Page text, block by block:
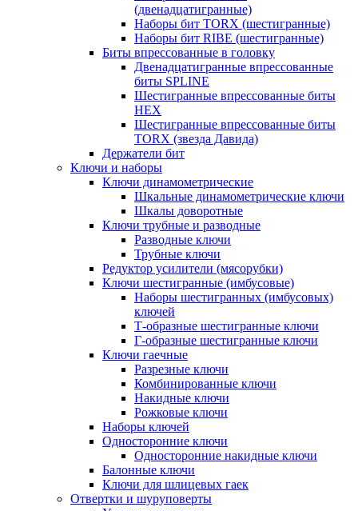
(двенадцатигранные)
Наборы бит TORX (шестигранные)
Наборы бит RIBE (шестигранные)
Биты впрессованные в головку
Двенадцатигранные впрессованные
биты SPLINE
Шестигранные впрессованные биты
HEX
Шестигранные впрессованные биты
TORX (звезда Давида)
Держатели бит
Ключи и наборы
Ключи динамометрические
Шкальные динамометрические ключи
Шкалы доворотные
Ключи трубные и разводные
Разводные ключи
Трубные ключи
Редуктор усилители (мясорубки)
Ключи шестигранные (имбусовые)
Наборы шестигранных (имбусовых)
ключей
Т-образные шестигранные ключи
Г-образные шестигранные ключи
Ключи гаечные
Разрезные ключи
Комбинированные ключи
Накидные ключи
Рожковые ключи
Наборы ключей
Односторонние ключи
Односторонние накидные ключи
Балонные ключи
Ключи для шлицевых гаек
Отвертки и шуруповерты